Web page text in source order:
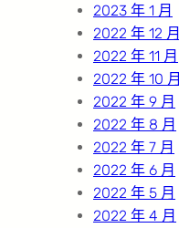
2023 年 1 月
2022 年 12 月
2022 年 11 月
2022 年 10 月
2022 年 9 月
2022 年 8 月
2022 年 7 月
2022 年 6 月
2022 年 5 月
2022 年 4 月